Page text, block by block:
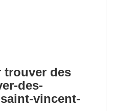
des
des-
vincent-